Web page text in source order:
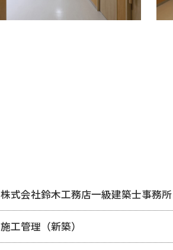
株式会社鈴木工務店一級建築士事務所
施工管理（新築）